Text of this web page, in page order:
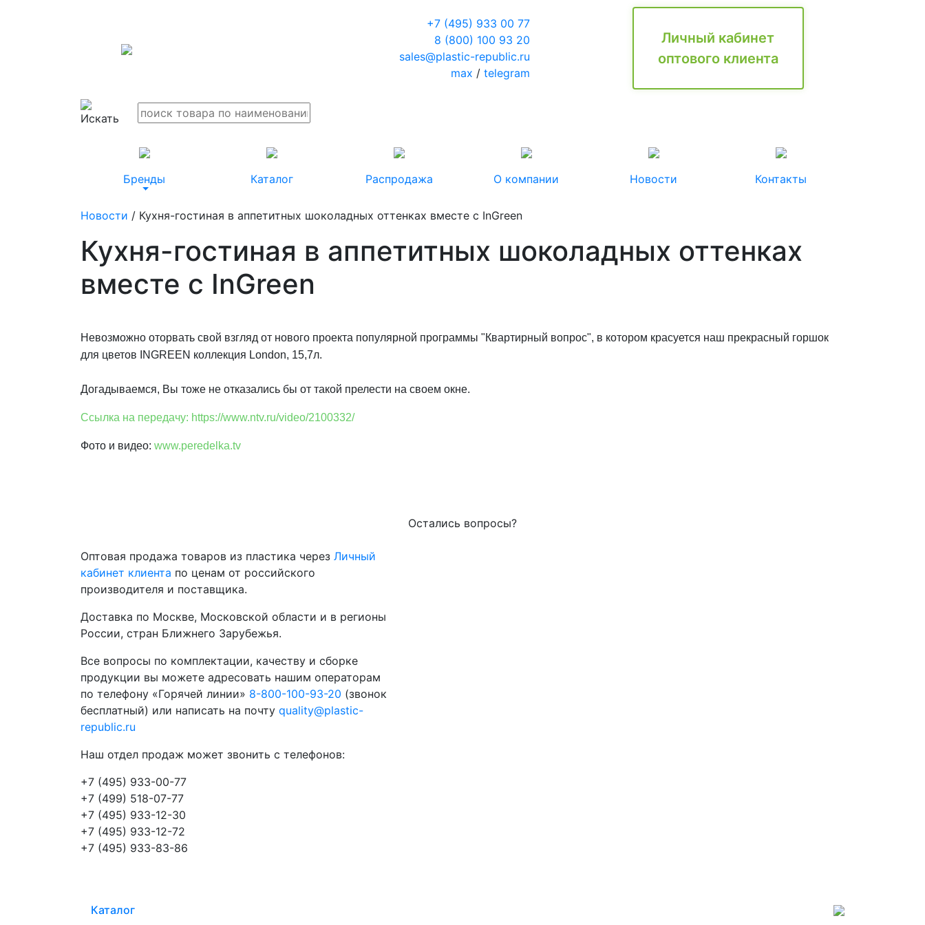
+7 (495) 933 00 77
8 (800) 100 93 20
sales@plastic-republic.ru
max / telegram
Личный кабинет
оптового клиента
Бренды Каталог Распродажа О компании Новости Контакты
Новости / Кухня-гостиная в аппетитных шоколадных оттенках вместе с InGreen
Кухня-гостиная в аппетитных шоколадных оттенках
вместе с InGreen
Невозможно оторвать свой взгляд от нового проекта популярной программы "Квартирный вопрос", в котором красуется наш прекрасный горшок
для цветов INGREEN коллекция London, 15,7л.
Догадываемся, Вы тоже не отказались бы от такой прелести на своем окне.
Ссылка на передачу: https://www.ntv.ru/video/2100332/
Фото и видео: www.peredelka.tv
Остались вопросы?
Оптовая продажа товаров из пластика через Личный
кабинет клиента по ценам от российского
производителя и поставщика.
Доставка по Москве, Московской области и в регионы
России, стран Ближнего Зарубежья.
Все вопросы по комплектации, качеству и сборке
продукции вы можете адресовать нашим операторам
по телефону «Горячей линии» 8-800-100-93-20 (звонок
бесплатный) или написать на почту quality@plastic-
republic.ru
Наш отдел продаж может звонить с телефонов:
+7 (495) 933-00-77
+7 (499) 518-07-77
+7 (495) 933-12-30
+7 (495) 933-12-72
+7 (495) 933-83-86
Каталог